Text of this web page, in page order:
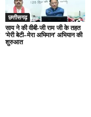
छत्तीसगढ़
साय ने की वीबी-जी राम जी के तहत
‘मेरी बेटी–मेरा अभिमान’ अभियान की
शुरुआत